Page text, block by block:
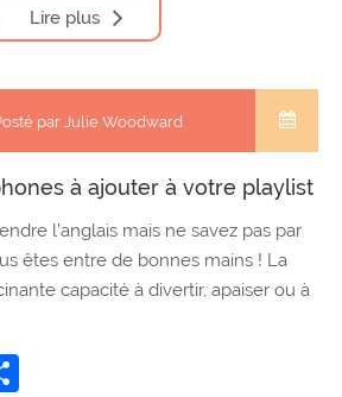
Lire plus
par Julie Woodward
à ajouter à votre playlist
l’anglais mais ne savez pas par
êtes entre de bonnes mains ! La
capacité à divertir, apaiser ou à